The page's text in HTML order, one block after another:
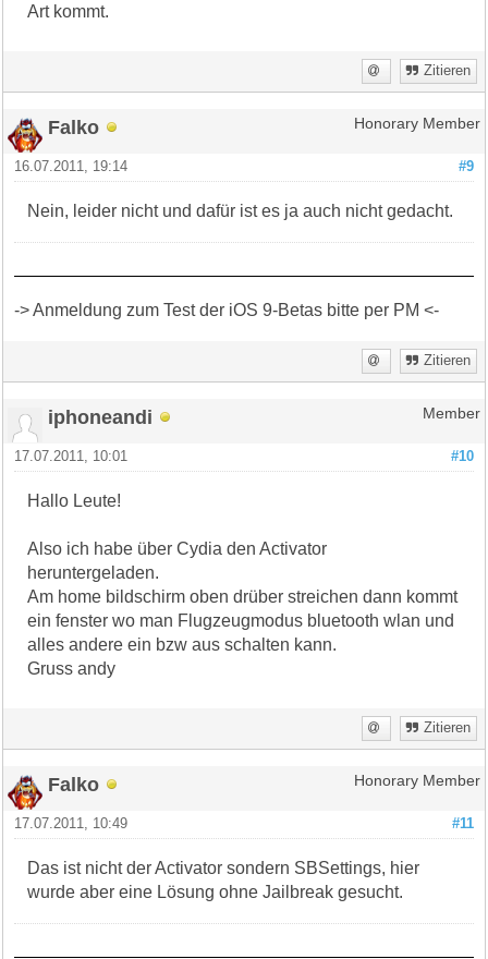
Art kommt.
Zitieren
Falko Honorary Member
#9
16.07.2011, 19:14
Nein, leider nicht und dafür ist es ja auch nicht gedacht.
-> Anmeldung zum Test der iOS 9-Betas bitte per PM <-
Zitieren
iphoneandi Member
#10
17.07.2011, 10:01
Hallo Leute!
Also ich habe über Cydia den Activator
heruntergeladen.
Am home bildschirm oben drüber streichen dann kommt
ein fenster wo man Flugzeugmodus bluetooth wlan und
alles andere ein bzw aus schalten kann.
Gruss andy
Zitieren
Falko Honorary Member
#11
17.07.2011, 10:49
Das ist nicht der Activator sondern SBSettings, hier
wurde aber eine Lösung ohne Jailbreak gesucht.